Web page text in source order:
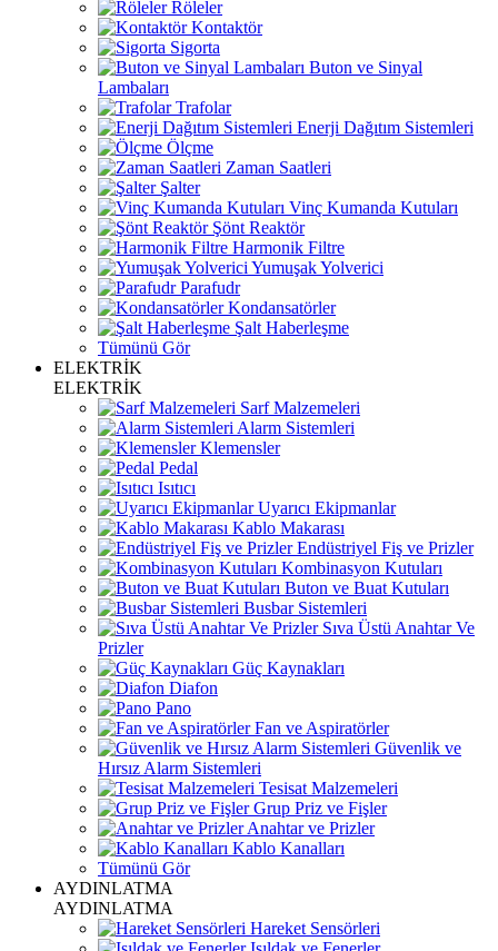
Röleler
Kontaktör
Sigorta
Buton ve Sinyal
Lambaları
Trafolar
Enerji Dağıtım Sistemleri
Ölçme
Zaman Saatleri
Şalter
Vinç Kumanda Kutuları
Şönt Reaktör
Harmonik Filtre
Yumuşak Yolverici
Parafudr
Kondansatörler
Şalt Haberleşme
Tümünü Gör
ELEKTRİK
ELEKTRİK
Sarf Malzemeleri
Alarm Sistemleri
Klemensler
Pedal
Isıtıcı
Uyarıcı Ekipmanlar
Kablo Makarası
Endüstriyel Fiş ve Prizler
Kombinasyon Kutuları
Buton ve Buat Kutuları
Busbar Sistemleri
Sıva Üstü Anahtar Ve
Prizler
Güç Kaynakları
Diafon
Pano
Fan ve Aspiratörler
Güvenlik ve
Hırsız Alarm Sistemleri
Tesisat Malzemeleri
Grup Priz ve Fişler
Anahtar ve Prizler
Kablo Kanalları
Tümünü Gör
AYDINLATMA
AYDINLATMA
Hareket Sensörleri